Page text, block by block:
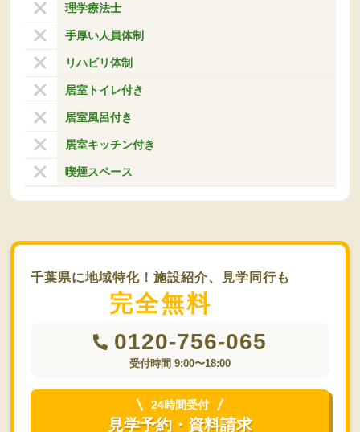
理学療法士
手厚い人員体制
リハビリ体制
居室トイレ付き
居室風呂付き
居室キッチン付き
喫煙スペース
千葉県に地域特化！施設紹介、見学同行も
完全無料
0120-756-065
受付時間 9:00〜18:00
24時間受付
見学予約・資料請求